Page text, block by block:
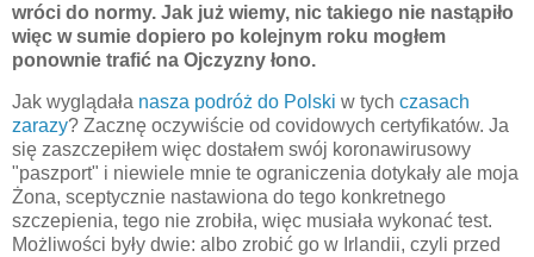
wróci do normy. Jak już wiemy, nic takiego nie nastąpiło
więc w sumie dopiero po kolejnym roku mogłem
ponownie trafić na Ojczyzny łono.
Jak wyglądała nasza podróż do Polski w tych czasach
zarazy? Zacznę oczywiście od covidowych certyfikatów. Ja
się zaszczepiłem więc dostałem swój koronawirusowy
"paszport" i niewiele mnie te ograniczenia dotykały ale moja
Żona, sceptycznie nastawiona do tego konkretnego
szczepienia, tego nie zrobiła, więc musiała wykonać test.
Możliwości były dwie: albo zrobić go w Irlandii, czyli przed